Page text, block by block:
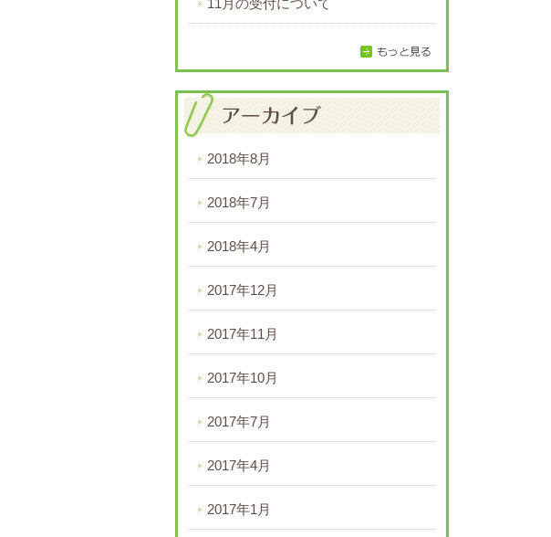
11月の受付について
2018年8月
2018年7月
2018年4月
2017年12月
2017年11月
2017年10月
2017年7月
2017年4月
2017年1月